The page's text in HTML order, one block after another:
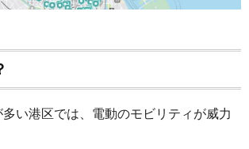
い港区では、電動のモビリティが威力